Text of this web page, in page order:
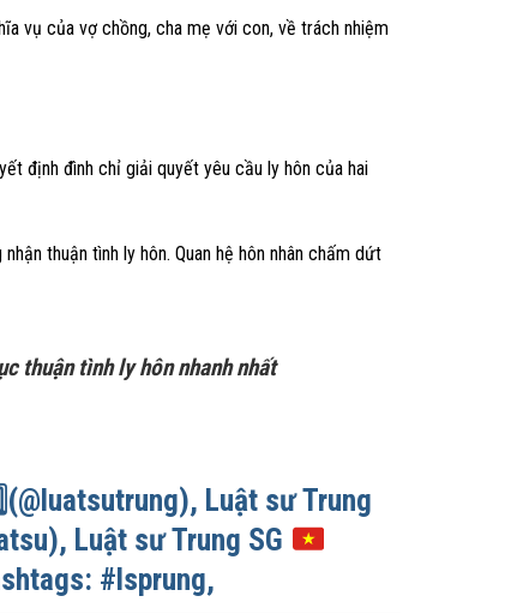
vụ của vợ chồng, cha mẹ với con, về trách nhiệm
định đình chỉ giải quyết yêu cầu ly hôn của hai
thuận tình ly hôn. Quan hệ hôn nhân chấm dứt
thuận tình ly hôn nhanh nhất
(@luatsutrung), Luật sư Trung
Luật sư Trung SG
#lsprung,